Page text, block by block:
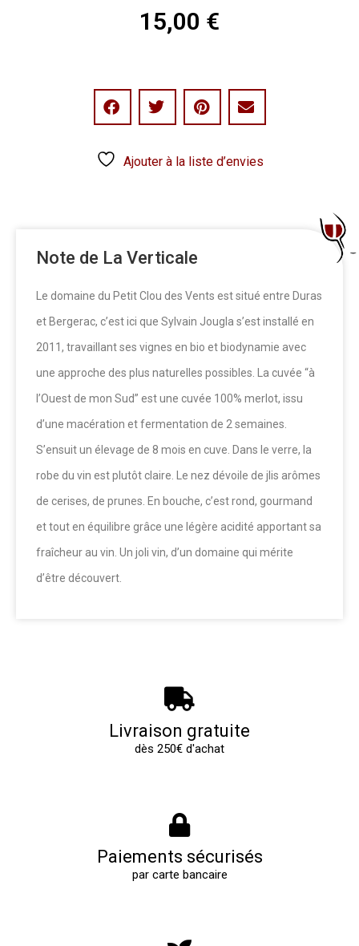
15,00 €
Ajouter à la liste d’envies
Note de La Verticale
Le domaine du Petit Clou des Vents est situé entre Duras
et Bergerac, c’est ici que Sylvain Jougla s’est installé en
2011, travaillant ses vignes en bio et biodynamie avec
une approche des plus naturelles possibles. La cuvée “à
l’Ouest de mon Sud” est une cuvée 100% merlot, issu
d’une macération et fermentation de 2 semaines.
S’ensuit un élevage de 8 mois en cuve. Dans le verre, la
robe du vin est plutôt claire. Le nez dévoile de jlis arômes
de cerises, de prunes. En bouche, c’est rond, gourmand
et tout en équilibre grâce une légère acidité apportant sa
fraîcheur au vin. Un joli vin, d’un domaine qui mérite
d’être découvert.
Livraison gratuite
dès 250€ d'achat
Paiements sécurisés
par carte bancaire